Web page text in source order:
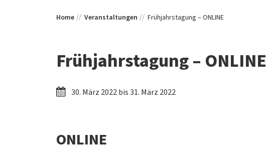
Home Veranstaltungen Frühjahrstagung – ONLINE
Frühjahrstagung – ONLINE
30. März 2022 bis 31. März 2022
ONLINE